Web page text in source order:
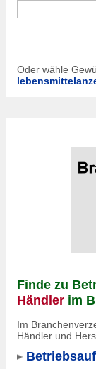
Oder wähle
Finde zu
Händler im
Im
Händler und